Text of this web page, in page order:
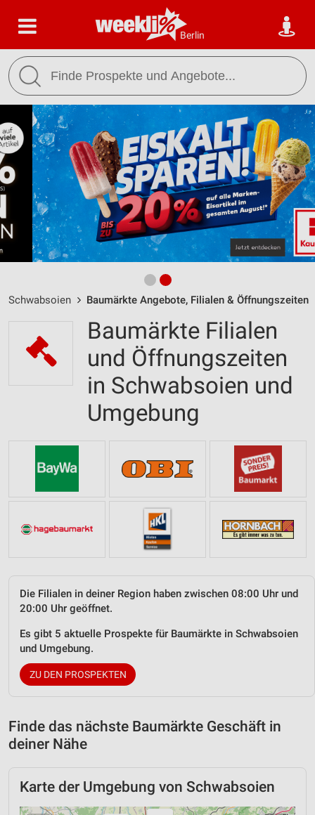
Berlin
Schwabsoien Baumärkte Angebote, Filialen & Öffnungszeiten
Baumärkte Filialen
und Öffnungszeiten
in Schwabsoien und
Umgebung
Die Filialen in deiner Region haben zwischen 08:00 Uhr und
20:00 Uhr geöffnet.
Es gibt 5 aktuelle Prospekte für Baumärkte in Schwabsoien
und Umgebung.
ZU DEN PROSPEKTEN
Finde das nächste Baumärkte Geschäft in
deiner Nähe
Karte der Umgebung von Schwabsoien